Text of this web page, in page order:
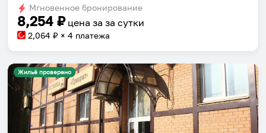
changing
dates.
changing
dates.
Мгновенное бронирование
8,254 ₽ цена за за сутки
2,064 ₽ × 4 платежа
Жильё проверено